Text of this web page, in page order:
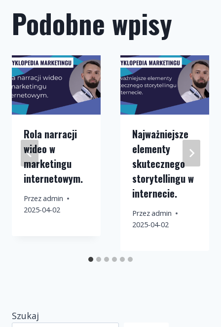
Podobne wpisy
Rola narracji
wideo w
marketingu
internetowym.
Przezadmin
2025-04-02
Najważniejsze
elementy
skutecznego
storytellingu w
internecie.
Przezadmin
2025-04-02
Szukaj